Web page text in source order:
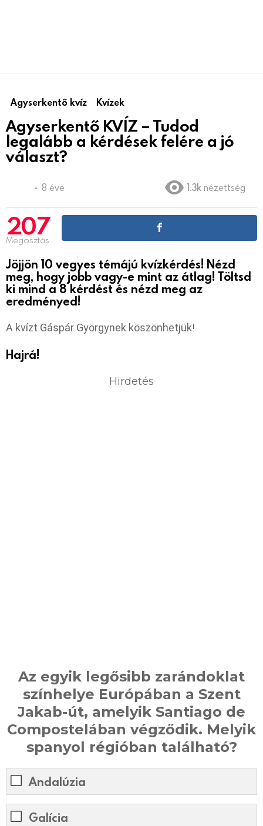
Agyserkentő kvíz Kvízek
Agyserkentő KVÍZ – Tudod
legalább a kérdések felére a jó
választ?
8 éve 1.3k nézettség
207
Megosztás
Jöjjön 10 vegyes témájú kvízkérdés! Nézd
meg, hogy jobb vagy-e mint az átlag! Töltsd
ki mind a 8 kérdést és nézd meg az
eredményed!
A kvízt Gáspár Györgynek köszönhetjük!
Hajrá!
Hirdetés
Az egyik legősibb zarándoklat
színhelye Európában a Szent
Jakab-út, amelyik Santiago de
Compostelában végződik. Melyik
spanyol régióban található?
Andalúzia
Galícia